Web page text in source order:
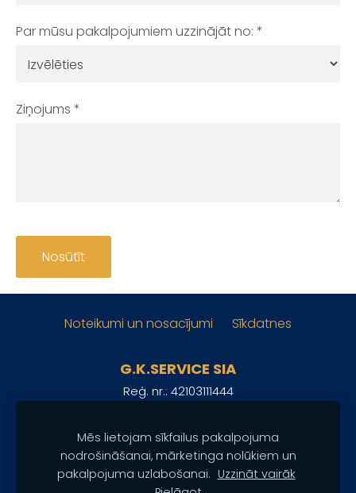
Par mūsu pakalpojumiem uzzinājāt no: *
Ziņojums *
Noteikumi un nosacījumi Sīkdatnes
G.K.SERVICE SIA
Reģ. nr.: 42103111444
3430
Tālrunis:+371 24862370
Sekojiet mums:
Mēs lietojam sīkfailus pakalpojuma
nodrošināšanai, mārketinga nolūkiem un
pakalpojuma uzlabošanai. Uzzināt vairāk